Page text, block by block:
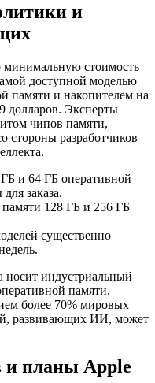
и
минимальную стоимость
доступной моделью
памяти и накопителем на
долларов. Эксперты
чипов памяти,
разработчиков
и 64 ГБ оперативной
заказа.
128 ГБ и 256 ГБ
существенно
носит индустриальный
памяти,
более 70% мировых
развивающих ИИ, может
и планы Apple